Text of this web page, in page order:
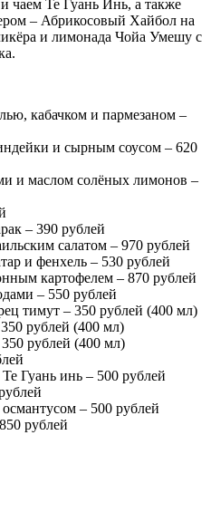
чаем Те Гуань Инь, а также
– Абрикосовый Хайбол на
и лимонада Чойа Умешу с
кабачком и пармезаном –
и сырным соусом – 620
и маслом солёных лимонов –
– 390 рублей
салатом – 970 рублей
и фенхель – 530 рублей
картофелем – 870 рублей
– 550 рублей
тимут – 350 рублей (400 мл)
рублей (400 мл)
рублей (400 мл)
Гуань инь – 500 рублей
– 500 рублей
рублей